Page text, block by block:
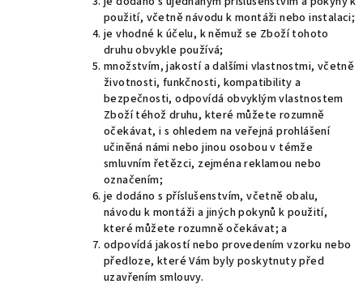
použití, včetně návodu k montáži nebo instalaci;
je vhodné k účelu, k němuž se Zboží tohoto
druhu obvykle používá;
množstvím, jakostí a dalšími vlastnostmi, včetně
životnosti, funkčnosti, kompatibility a
bezpečnosti, odpovídá obvyklým vlastnostem
Zboží téhož druhu, které můžete rozumně
očekávat, i s ohledem na veřejná prohlášení
učiněná námi nebo jinou osobou v témže
smluvním řetězci, zejména reklamou nebo
označením;
je dodáno s příslušenstvím, včetně obalu,
návodu k montáži a jiných pokynů k použití,
které můžete rozumně očekávat; a
odpovídá jakostí nebo provedením vzorku nebo
předloze, které Vám byly poskytnuty před
uzavřením smlouvy.